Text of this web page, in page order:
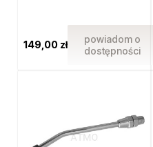
149,00 zł
powiadom o
dostępności